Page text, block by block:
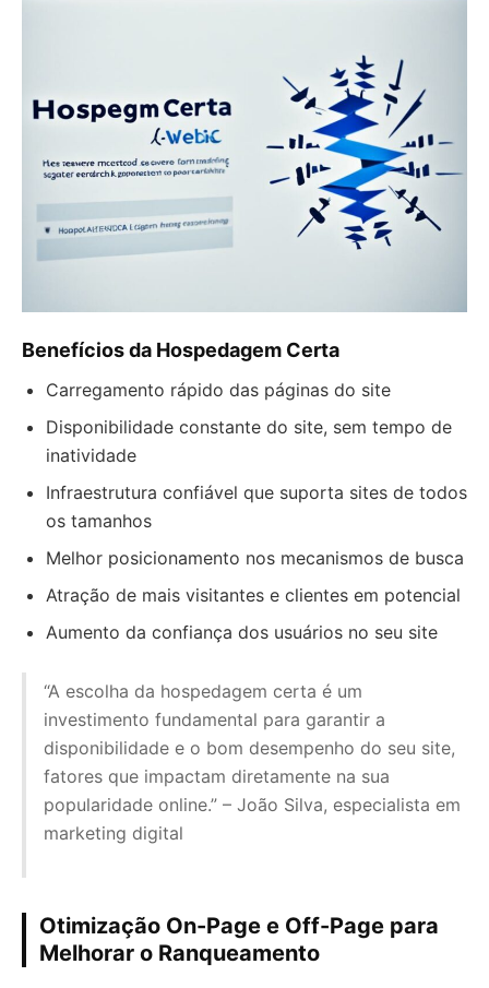
Benefícios da Hospedagem Certa
Carregamento rápido das páginas do site
Disponibilidade constante do site, sem tempo de
inatividade
Infraestrutura confiável que suporta sites de todos
os tamanhos
Melhor posicionamento nos mecanismos de busca
Atração de mais visitantes e clientes em potencial
Aumento da confiança dos usuários no seu site
“A escolha da hospedagem certa é um
investimento fundamental para garantir a
disponibilidade e o bom desempenho do seu site,
fatores que impactam diretamente na sua
popularidade online.” – João Silva, especialista em
marketing digital
Otimização On-Page e Off-Page para
Melhorar o Ranqueamento